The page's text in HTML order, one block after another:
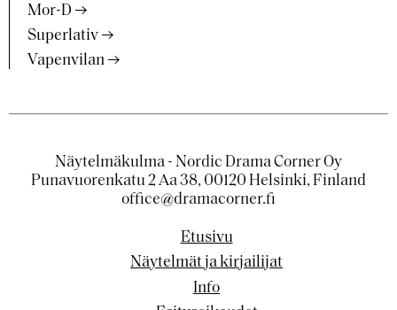
Mor-D
Superlativ
Vapenvilan
Näytelmäkulma - Nordic Drama Corner Oy
Punavuorenkatu 2 Aa 38, 00120 Helsinki, Finland
office@dramacorner.fi
Etusivu
Näytelmät ja kirjailijat
Info